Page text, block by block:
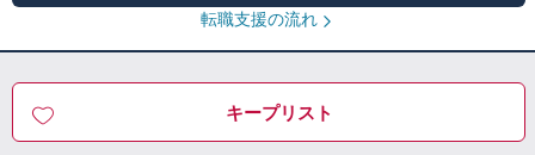
転職支援の流れ
キープリスト